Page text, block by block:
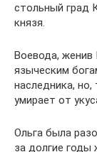
стольный град
князя.
Воевода, женив
языческим
наследника,
умирает от
Ольга была
за долгие годы